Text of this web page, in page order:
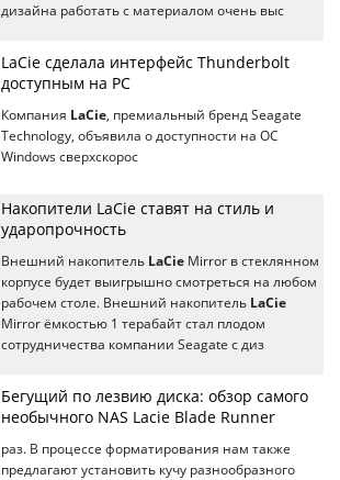
дизайна работать с материалом очень выс
LaCie сделала интерфейс Thunderbolt
доступным на PC
Компания LaCie, премиальный бренд Seagate
Technology, объявила о доступности на ОС
Windows сверхскорос
Накопители LaCie ставят на стиль и
ударопрочность
Внешний накопитель LaCie Mirror в стеклянном
корпусе будет выигрышно смотреться на любом
рабочем столе. Внешний накопитель LaCie
Mirror ёмкостью 1 терабайт стал плодом
сотрудничества компании Seagate с диз
Бегущий по лезвию диска: обзор самого
необычного NAS Lacie Blade Runner
раз. В процессе форматирования нам также
предлагают установить кучу разнообразного